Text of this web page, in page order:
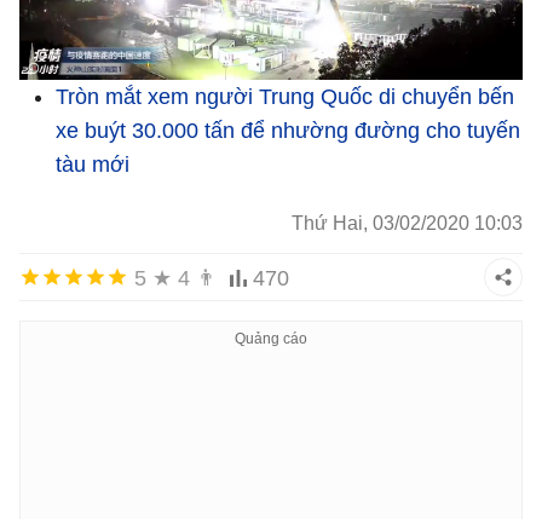
Tròn mắt xem người Trung Quốc di chuyển bến
xe buýt 30.000 tấn để nhường đường cho tuyến
tàu mới
Thứ Hai, 03/02/2020 10:03
5 ★ 4 👨 470